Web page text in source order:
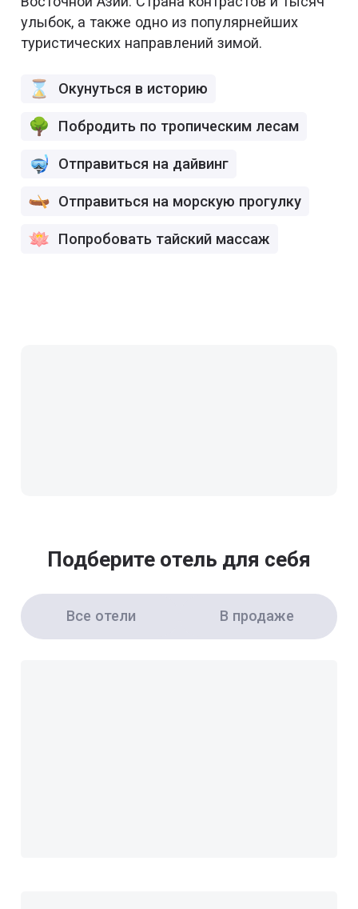
улыбок, а также одно из популярнейших
туристических направлений зимой.
Окунуться в историю
Побродить по тропическим лесам
Отправиться на дайвинг
Отправиться на морскую прогулку
Попробовать тайский массаж
Подберите отель для себя
Все отели В продаже